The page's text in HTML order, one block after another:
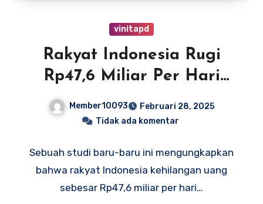
vinitapd
Rakyat Indonesia Rugi
Rp47,6 Miliar Per Hari
Akibat Pertamax Oplosan
Member10093
Februari 28, 2025
Tidak ada komentar
Sebuah studi baru-baru ini mengungkapkan
bahwa rakyat Indonesia kehilangan uang
sebesar Rp47,6 miliar per hari…